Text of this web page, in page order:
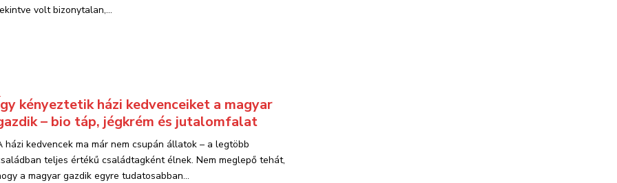
volt bizonytalan,...
kényeztetik házi kedvenceiket a magyar
– bio táp, jégkrém és jutalomfalat
házi kedvencek ma már nem csupán állatok – a legtöbb
teljes értékű családtagként élnek. Nem meglepő tehát,
a magyar gazdik egyre tudatosabban...